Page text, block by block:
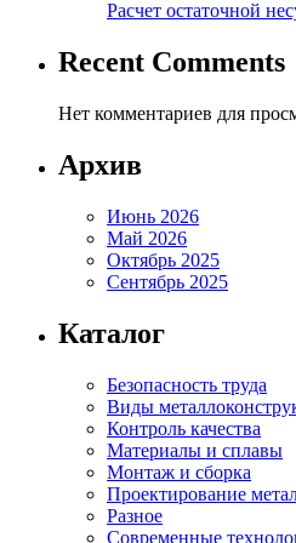
Расчет остаточной
Recent Comments
Нет комментариев для
Архив
Июнь 2026
Май 2026
Октябрь 2025
Сентябрь 2025
Каталог
Безопасность труда
Виды
Контроль качества
Материалы и сплавы
Монтаж и сборка
Проектирование
Разное
Современные